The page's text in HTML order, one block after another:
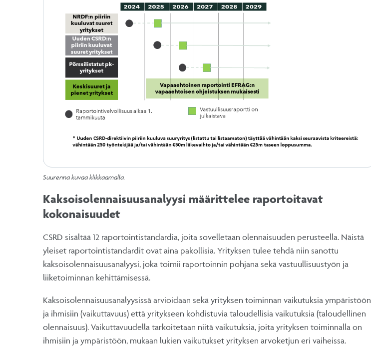
Suurenna kuvaa klikkaamalla.
Kaksoisolennaisuusanalyysi määrittelee raportoitavat
kokonaisuudet
CSRD sisältää 12 raportointistandardia, joita sovelletaan olennaisuuden perusteella. Näistä
yleiset raportointistandardit ovat aina pakollisia. Yrityksen tulee tehdä niin sanottu
kaksoisolennaisuusanalyysi, joka toimii raportoinnin pohjana sekä vastuullisuustyön ja
liiketoiminnan kehittämisessä.
Kaksoisolennaisuusanalyysissä arvioidaan sekä yrityksen toiminnan vaikutuksia ympäristöön
ja ihmisiin (vaikuttavuus) että yritykseen kohdistuvia taloudellisia vaikutuksia (taloudellinen
olennaisuus). Vaikuttavuudella tarkoitetaan niitä vaikutuksia, joita yrityksen toiminnalla on
ihmisiin ja ympäristöön, mukaan lukien vaikutukset yrityksen arvoketjun eri vaiheissa.